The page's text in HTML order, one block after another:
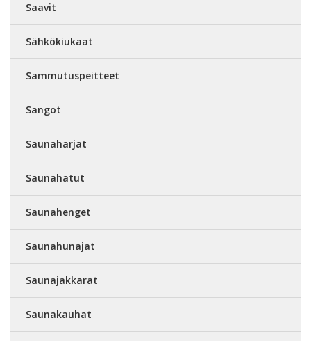
Saavit
Sähkökiukaat
Sammutuspeitteet
Sangot
Saunaharjat
Saunahatut
Saunahenget
Saunahunajat
Saunajakkarat
Saunakauhat